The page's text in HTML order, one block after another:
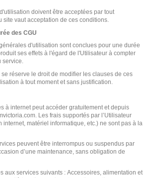
doivent être acceptées par tout
site vaut acceptation de ces conditions.
des CGU
d'utilisation sont conclues pour une durée
ses effets à l'égard de l'Utilisateur à compter
service.
réserve le droit de modifier les clauses de ces
à tout moment et sans justification.
à internet peut accéder gratuitement et depuis
Les frais supportés par l’Utilisateur
internet, matériel informatique, etc.) ne sont pas à la
peuvent être interrompus ou suspendus par
d’une maintenance, sans obligation de
aux services suivants : Accessoires, alimentation et